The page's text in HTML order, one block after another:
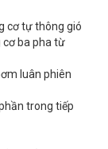
cơ tự thông gió
cơ ba pha từ
luân phiên
trong tiếp